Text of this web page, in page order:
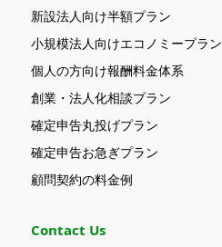
新設法人向け半額プラン
小規模法人向けエコノミープラン
個人の方向け報酬料金体系
創業・法人化相談プラン
確定申告丸投げプラン
確定申告お急ぎプラン
顧問契約の料金例
Contact Us